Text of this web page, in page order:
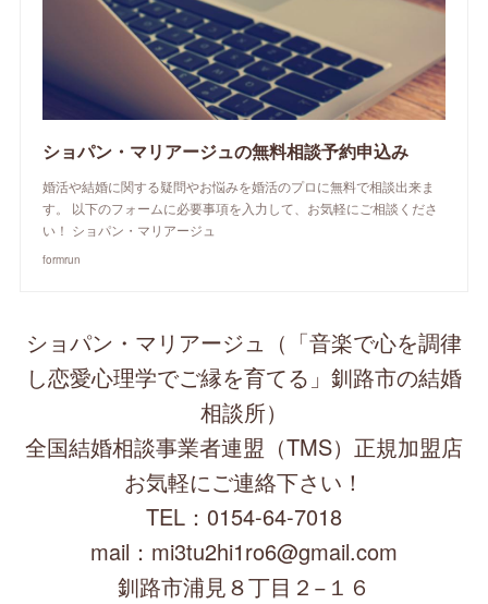
ショパン・マリアージュの無料相談予約申込み
婚活や結婚に関する疑問やお悩みを婚活のプロに無料で相談出来ま
す。 以下のフォームに必要事項を入力して、お気軽にご相談くださ
い！ ショパン・マリアージュ
formrun
ショパン・マリアージュ（「音楽で心を調律
し恋愛心理学でご縁を育てる」釧路市の結婚
相談所）
全国結婚相談事業者連盟（TMS）正規加盟店
お気軽にご連絡下さい！
TEL：0154-64-7018
mail：mi3tu2hi1ro6@gmail.com
釧路市浦見８丁目２−１６